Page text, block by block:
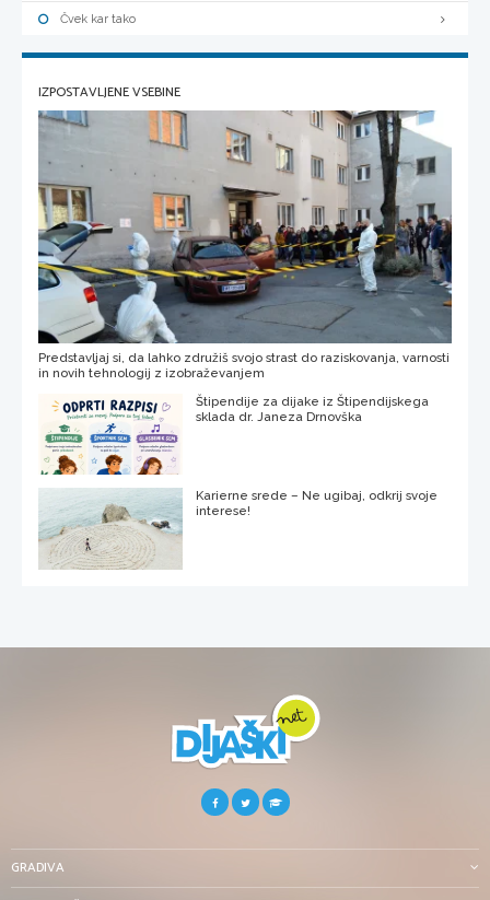
Čvek kar tako
IZPOSTAVLJENE VSEBINE
Predstavljaj si, da lahko združiš svojo strast do raziskovanja, varnosti
in novih tehnologij z izobraževanjem
Štipendije za dijake iz Štipendijskega
sklada dr. Janeza Drnovška
Karierne srede – Ne ugibaj, odkrij svoje
interese!
GRADIVA